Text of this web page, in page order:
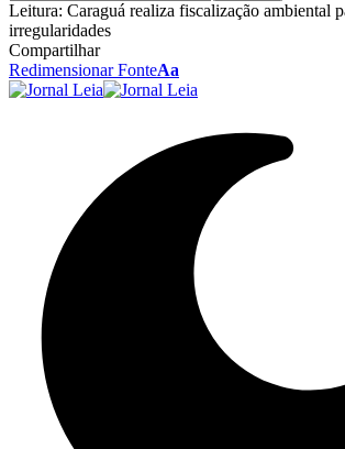
Leitura: Caraguá realiza fiscalização ambiental
irregularidades
Compartilhar
Redimensionar FonteAa